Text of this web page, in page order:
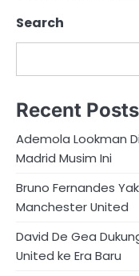
Search
Recent Posts
Ademola Lookman
Madrid Musim Ini
Bruno Fernandes
Manchester United
David De Gea
United ke Era Baru